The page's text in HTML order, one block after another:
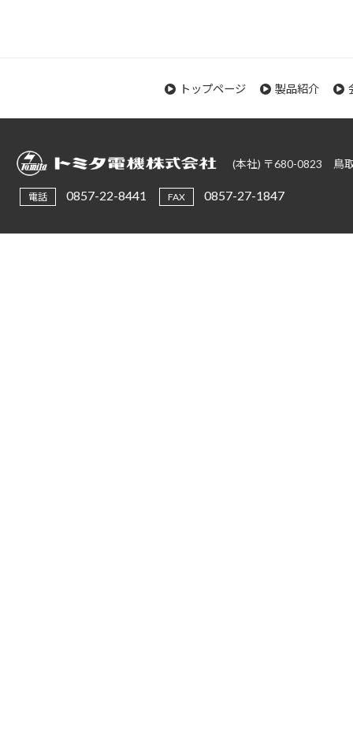
トップページ 製品紹介
(本社) 〒680-0823 鳥
電話 0857-22-8441 FAX 0857-27-1847